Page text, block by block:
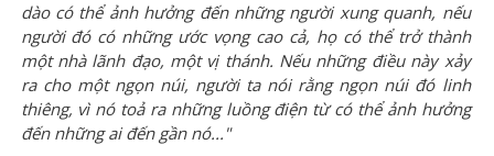
dào có thể ảnh hưởng đến những người xung quanh, nếu
người đó có những ước vọng cao cả, họ có thể trở thành
một nhà lãnh đạo, một vị thánh. Nếu những điều này xảy
ra cho một ngọn núi, người ta nói rằng ngọn núi đó linh
thiêng, vì nó toả ra những luồng điện từ có thể ảnh hưởng
đến những ai đến gần nó..."